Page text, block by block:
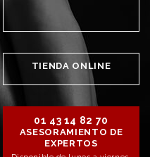
TIENDA ONLINE
01 43 14 82 70
ASESORAMIENTO DE
EXPERTOS